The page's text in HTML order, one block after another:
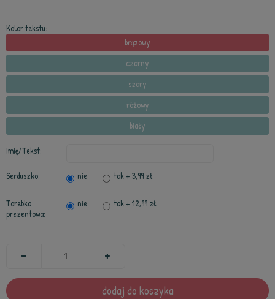
Kolor tekstu:
brązowy
czarny
szary
różowy
biały
Imię/Tekst:
Serduszko: nie tak+ 3,99 zł
Torebka
prezentowa:
nie tak+ 12,99 zł
dodaj do koszyka